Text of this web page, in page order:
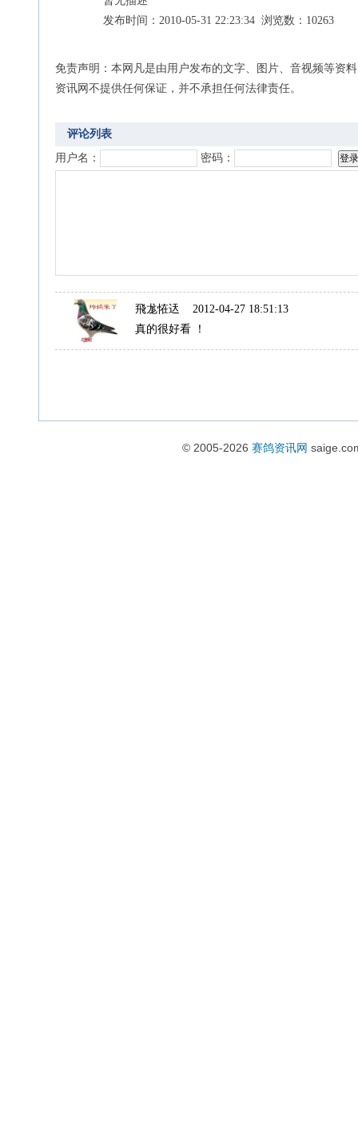
发布时间：2010-05-31 22:23:34 浏览数：10263
免责声明：本网凡是由用户发布的文字、图片、音视频等资
资讯网不提供任何保证，并不承担任何法律责任。
评论列表
用户名：
密码：
飛尨恠迗
2012-04-27 18:51:13
真的很好看 ！
© 2005-2026 赛鸽资讯网